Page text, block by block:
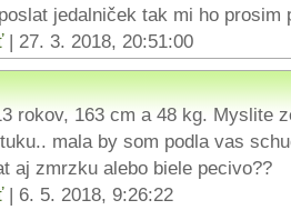
jedalniček tak mi ho prosim
| 27. 3. 2018, 20:51:00
rokov, 163 cm a 48 kg. Myslite
mala by som podla vas
aj zmrzku alebo biele pecivo??
| 6. 5. 2018, 9:26:22